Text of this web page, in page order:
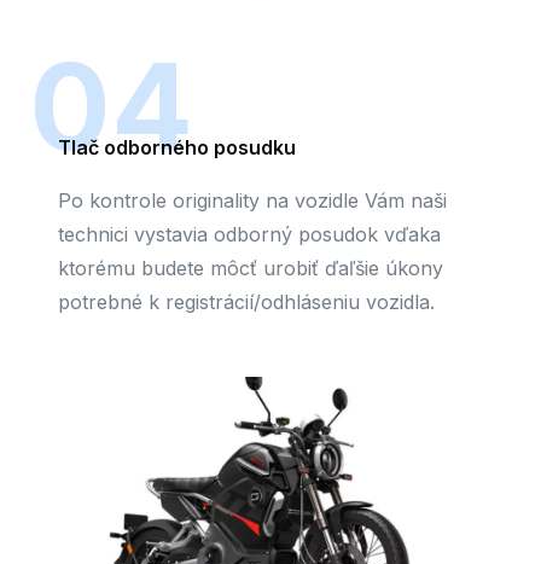
04
Tlač odborného posudku
Po kontrole originality na vozidle Vám naši
technici vystavia odborný posudok vďaka
ktorému budete môcť urobiť ďaľšie úkony
potrebné k registrácií/odhláseniu vozidla.